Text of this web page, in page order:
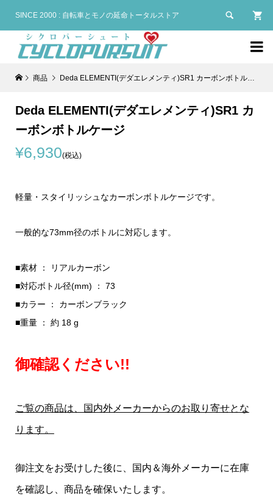
SINCE 2000 : 自転車とモノの延命トータルストア 

商品 Deda ELEMENTI(デダエレメンティ)SR1 カーボンボトルケージ
Deda ELEMENTI(デダエレメンティ)SR1 カ
ーボンボトルケージ
¥6,930(税込)
軽量・スタイリッシュなカーボンボトルケージです。
一般的な73mm径のボトルに対応します。
■素材 ： リアルカーボン
■対応ボトル径(mm) ： 73
■カラー ： カーボンブラック
■重量 ： 約 18 g
御確認ください!!
ご覧の商品は、国内外メーカーからのお取り寄せとな
ります。
御注文をお受けした後に、国内＆海外メーカーに在庫
を確認し、商品を確保いたします。